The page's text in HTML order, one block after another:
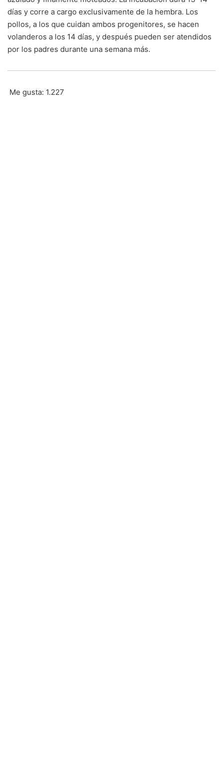
días y corre a cargo exclusivamente de la hembra. Los
pollos, a los que cuidan ambos progenitores, se hacen
volanderos a los 14 días, y después pueden ser atendidos
por los padres durante una semana más.
Me gusta: 1.227